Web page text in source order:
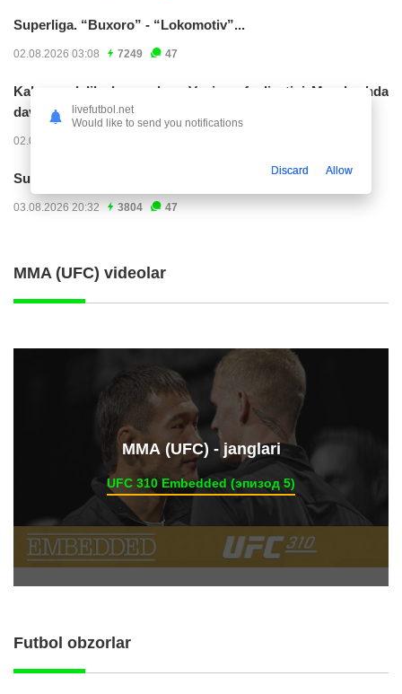
Superliga. “Buxoro” - “Lokomotiv”...
02.08.2026 03:08 7249 47
Kabo-verdelik darvozabon Vozinya faoliyatini Marokashda
davom ettirishi...
02.08.2026 01:08
Superliga. "Dinamo" – "Neftchi" (matnli...
03.08.2026 20:32 3804 47
MMA (UFC) videolar
ММА (UFC) - janglari
UFC 310 Embedded (эпизод 5)
Futbol obzorlar
livefutbol.net
Would like to send you notifications
Discard Allow